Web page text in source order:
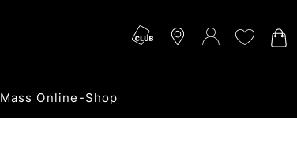
Mass Online-Shop